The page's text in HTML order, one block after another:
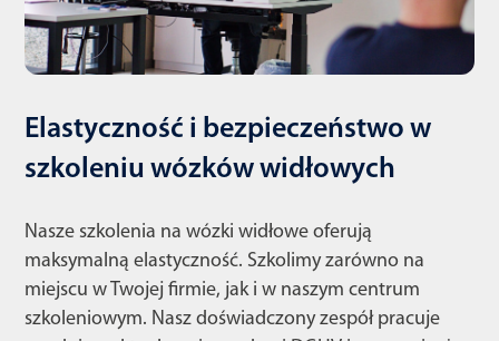
Elastyczność i bezpieczeństwo w
szkoleniu wózków widłowych
Nasze szkolenia na wózki widłowe oferują
maksymalną elastyczność. Szkolimy zarówno na
miejscu w Twojej firmie, jak i w naszym centrum
szkoleniowym. Nasz doświadczony zespół pracuje